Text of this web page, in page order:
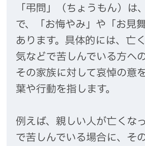
「弔問」（ちょうもん）は
で、「お悔やみ」や「お見
あります。具体的には、亡
気などで苦しんでいる方へ
その家族に対して哀悼の意
葉や行動を指します。
例えば、親しい人が亡くな
で苦しんでいる場合に、そ